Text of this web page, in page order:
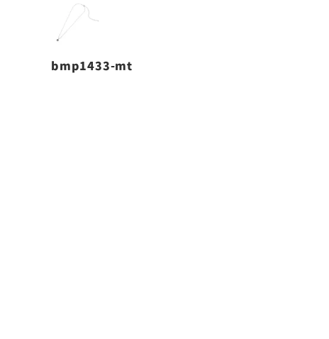
bmp1433-mt